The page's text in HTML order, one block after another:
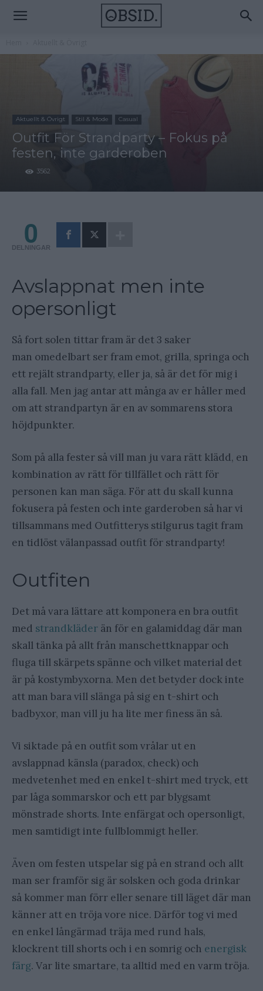
Aktuellt & Övrigt Stil & Mode Casual
Outfit För Strandparty – Fokus på
festen, inte garderoben
3562
0
DELNINGAR
Avslappnat men inte
opersonligt
Så fort solen tittar fram är det 3 saker
man omedelbart ser fram emot, grilla, springa och
ett rejält strandparty, eller ja, så är det för mig i
alla fall. Men jag antar att många av er håller med
om att strandpartyn är en av sommarens stora
höjdpunkter.
Som på alla fester så vill man ju vara rätt klädd, en
kombination av rätt för tillfället och rätt för
personen kan man säga. För att du skall kunna
fokusera på festen och inte garderoben så har vi
tillsammans med Outfitterys stilgurus tagit fram
en tidlöst välanpassad outfit för strandparty!
Outfiten
Det må vara lättare att komponera en bra outfit
med strandkläder än för en galamiddag där man
skall tänka på allt från manschettknappar och
fluga till skärpets spänne och vilket material det
är på kostymbyxorna. Men det betyder dock inte
att man bara vill slänga på sig en t-shirt och
badbyxor, man vill ju ha lite mer finess än så.
Vi siktade på en outfit som vrålar ut en
avslappnad känsla (paradox, check) och
medvetenhet med en enkel t-shirt med tryck, ett
par låga sommarskor och ett par blygsamt
mönstrade shorts. Inte enfärgat och opersonligt,
men samtidigt inte fullblommigt heller.
Även om festen utspelar sig på en strand och allt
man ser framför sig är solsken och goda drinkar
så kommer man förr eller senare till läget där man
känner att en tröja vore nice. Därför tog vi med
en enkel långärmad träja med rund hals,
klockrent till shorts och i en somrig och energisk
färg. Var lite smartare, ta alltid med en varm tröja.